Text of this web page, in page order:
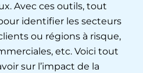
Avec ces outils, tout
identifier les secteurs
ou régions à risque,
etc. Voici tout
sur l’impact de la